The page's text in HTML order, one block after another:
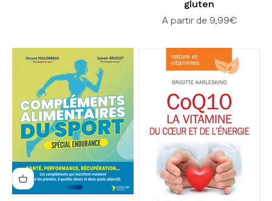
gluten
Prix de vente
A partir de 9,99€